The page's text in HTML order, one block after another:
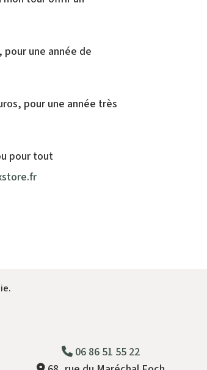
pour une année de
pour une année très
pour tout
06 86 51 55 22